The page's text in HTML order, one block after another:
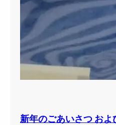
新年のごあいさつ お